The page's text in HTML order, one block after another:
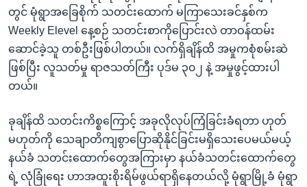
တွင် မုံရွာအခြေစိုက် သတင်းထောက် မကြာသေးခင်နှစ်က
Weekly Elevel နေ့စဉ် သတင်းစာကိုပြောင်းလဲ တာဝန်ထမ်း
ဆောင်ခဲ့သူ တစ်ဦးဖြစ်ပါတယ်။ လက်ရှိချိန်ထိ အမှုကစုံစမ်းဆဲ
ဖြစ်ပြီး လူသတ်မှု ရာဇသတ်ကြီး ပုဒ်မ ၃၀၂ နဲ့ အမှုဖွင့်ထားပါ
တယ်။
ခုချိန်ထိ သတင်းကိစ္စကြောင့် အခုလိုလုပ်ကြံခြင်းခံရတာ ဟုတ်
မဟုတ်ကို သေချာတိကျစွာပြောဆိုနိုင်ခြင်းမရှိသေးပေမယ်မယ့်
နယ်ခံ သတင်းထောက်တွေအကြားမှာ နယ်ခံသတင်းထောက်တွေ
ရဲ့ လုံခြုံရေး ဟာအထူးစိုးရိမ်ဖွယ်ရာရှိနေတယ်လို့ မုံရွာမြို့ခံ မုံရွာ